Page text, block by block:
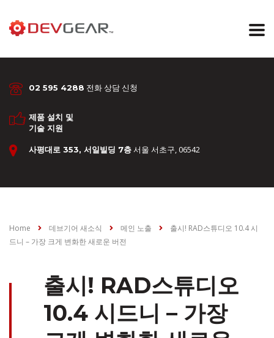
02 595 4288 전화 상담 신청
제품 설치 및
기술 지원
사평대로 353, 서일빌딩 7층서울 서초구, 06542
Home 데브기어 새소식 메인 노출
출시! RAD스튜디오 10.4 시
드니 – 가장 크게 변화한 새로운 버전
출시! RAD스튜디오
10.4 시드니 – 가장